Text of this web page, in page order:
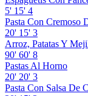
5' 15' 4
Pasta Con Cremoso
20' 15' 3
Arroz, Patatas Y
90' 60' 8
Pastas Al Horno
20' 20' 3
Pasta Con Salsa De